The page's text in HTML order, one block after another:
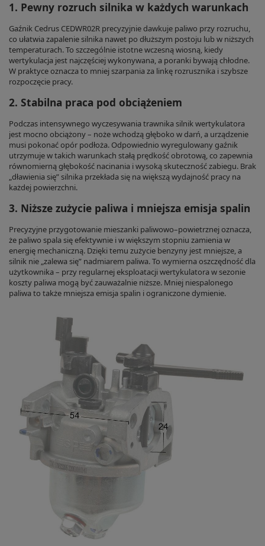
1. Pewny rozruch silnika w każdych warunkach
Gaźnik Cedrus CEDWR02R precyzyjnie dawkuje paliwo przy rozruchu,
co ułatwia zapalenie silnika nawet po dłuższym postoju lub w niższych
temperaturach. To szczególnie istotne wczesną wiosną, kiedy
wertykulacja jest najczęściej wykonywana, a poranki bywają chłodne.
W praktyce oznacza to mniej szarpania za linkę rozrusznika i szybsze
rozpoczęcie pracy.
2. Stabilna praca pod obciążeniem
Podczas intensywnego wyczesywania trawnika silnik wertykulatora
jest mocno obciążony – noże wchodzą głęboko w darń, a urządzenie
musi pokonać opór podłoża. Odpowiednio wyregulowany gaźnik
utrzymuje w takich warunkach stałą prędkość obrotową, co zapewnia
równomierną głębokość nacinania i wysoką skuteczność zabiegu. Brak
„dławienia się” silnika przekłada się na większą wydajność pracy na
każdej powierzchni.
3. Niższe zużycie paliwa i mniejsza emisja spalin
Precyzyjne przygotowanie mieszanki paliwowo–powietrznej oznacza,
że paliwo spala się efektywnie i w większym stopniu zamienia w
energię mechaniczną. Dzięki temu zużycie benzyny jest mniejsze, a
silnik nie „zalewa się” nadmiarem paliwa. To wymierna oszczędność dla
użytkownika – przy regularnej eksploatacji wertykulatora w sezonie
koszty paliwa mogą być zauważalnie niższe. Mniej niespalonego
paliwa to także mniejsza emisja spalin i ograniczone dymienie.